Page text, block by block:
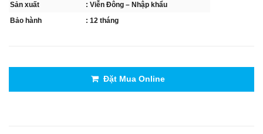
Sản xuất
: Viễn Đông – Nhập khẩu
Bảo hành
: 12 tháng
Đặt Mua Online